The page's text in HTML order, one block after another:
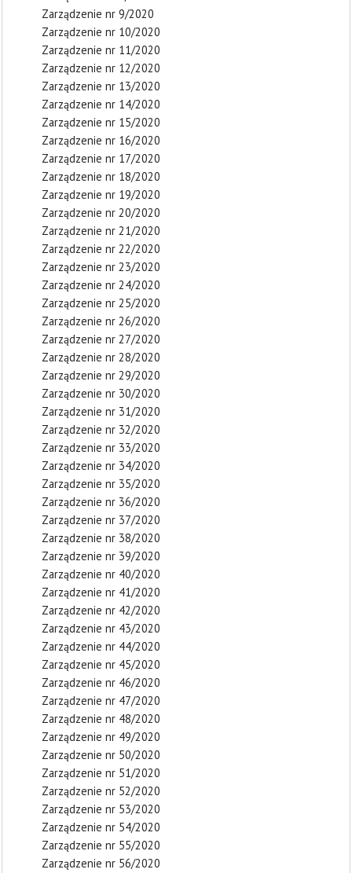
Zarządzenie nr 9/2020
Zarządzenie nr 10/2020
Zarządzenie nr 11/2020
Zarządzenie nr 12/2020
Zarządzenie nr 13/2020
Zarządzenie nr 14/2020
Zarządzenie nr 15/2020
Zarządzenie nr 16/2020
Zarządzenie nr 17/2020
Zarządzenie nr 18/2020
Zarządzenie nr 19/2020
Zarządzenie nr 20/2020
Zarządzenie nr 21/2020
Zarządzenie nr 22/2020
Zarządzenie nr 23/2020
Zarządzenie nr 24/2020
Zarządzenie nr 25/2020
Zarządzenie nr 26/2020
Zarządzenie nr 27/2020
Zarządzenie nr 28/2020
Zarządzenie nr 29/2020
Zarządzenie nr 30/2020
Zarządzenie nr 31/2020
Zarządzenie nr 32/2020
Zarządzenie nr 33/2020
Zarządzenie nr 34/2020
Zarządzenie nr 35/2020
Zarządzenie nr 36/2020
Zarządzenie nr 37/2020
Zarządzenie nr 38/2020
Zarządzenie nr 39/2020
Zarządzenie nr 40/2020
Zarządzenie nr 41/2020
Zarządzenie nr 42/2020
Zarządzenie nr 43/2020
Zarządzenie nr 44/2020
Zarządzenie nr 45/2020
Zarządzenie nr 46/2020
Zarządzenie nr 47/2020
Zarządzenie nr 48/2020
Zarządzenie nr 49/2020
Zarządzenie nr 50/2020
Zarządzenie nr 51/2020
Zarządzenie nr 52/2020
Zarządzenie nr 53/2020
Zarządzenie nr 54/2020
Zarządzenie nr 55/2020
Zarządzenie nr 56/2020